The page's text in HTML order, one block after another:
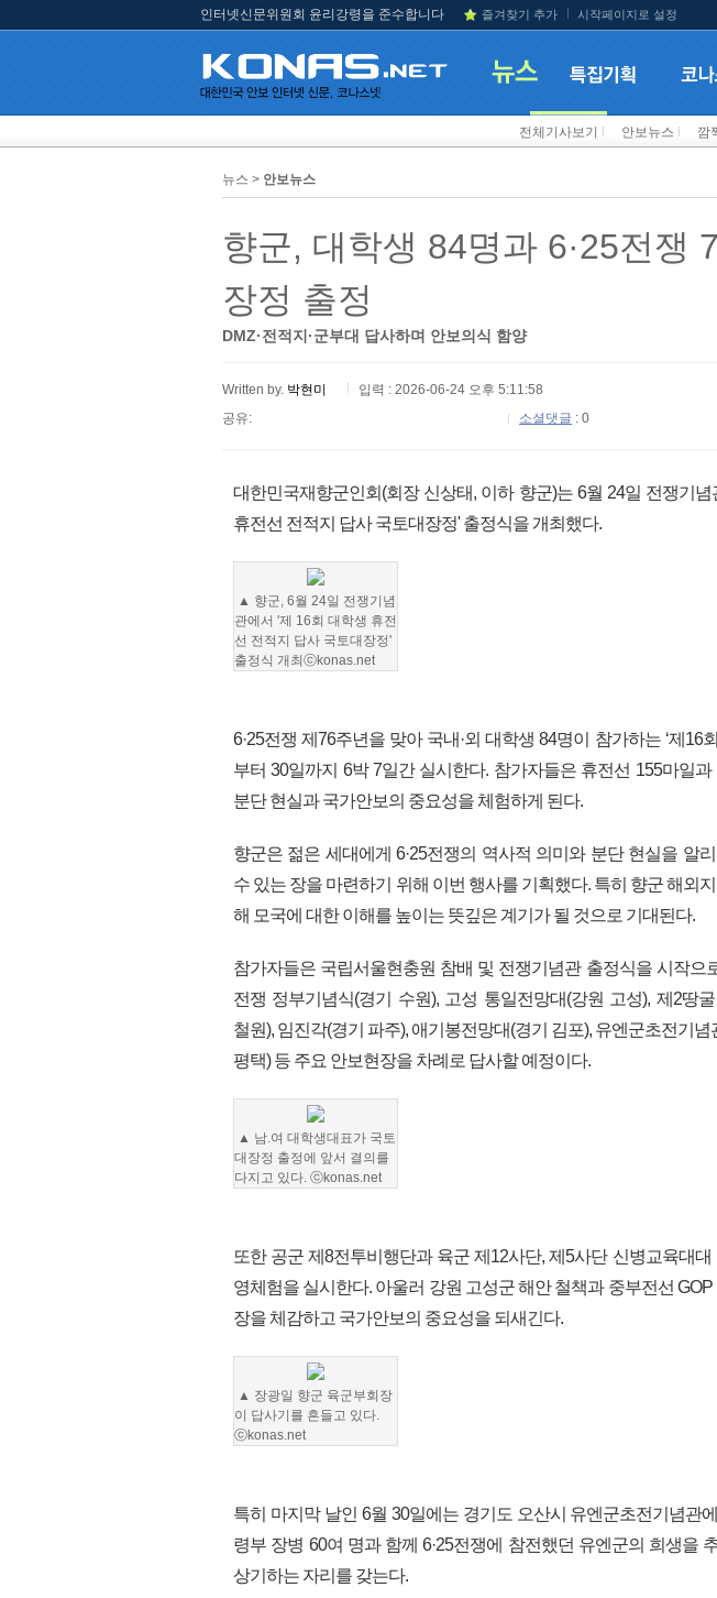
인터넷신문위원회 윤리강령을 준수합니다 즐겨찾기 추가 시작페이지로 설정
전체기사보기 안보뉴스 깜
뉴스 > 안보뉴스
향군, 대학생 84명과 6·25전쟁
장정 출정
DMZ·전적지·군부대 답사하며 안보의식 함양
Written by. 박현미
입력 : 2026-06-24 오후 5:11:58
공유:
소셜댓글 : 0
대한민국재향군인회(회장 신상태, 이하 향군)는 6월 24일 전쟁기
휴전선 전적지 답사 국토대장정' 출정식을 개최했다.
▲ 향군, 6월 24일 전쟁기념
관에서 '제 16회 대학생 휴전
선 전적지 답사 국토대장정'
출정식 개최 ⓒkonas.net
6·25전쟁 제76주년을 맞아 국내·외 대학생 84명이 참가하는 ‘제16
부터 30일까지 6박 7일간 실시한다. 참가자들은 휴전선 155마일
분단 현실과 국가안보의 중요성을 체험하게 된다.
향군은 젊은 세대에게 6·25전쟁의 역사적 의미와 분단 현실을 알
수 있는 장을 마련하기 위해 이번 행사를 기획했다. 특히 향군 해외
해 모국에 대한 이해를 높이는 뜻깊은 계기가 될 것으로 기대된다.
참가자들은 국립서울현충원 참배 및 전쟁기념관 출정식을 시작으
전쟁 정부기념식(경기 수원), 고성 통일전망대(강원 고성), 제2땅굴
철원), 임진각(경기 파주), 애기봉전망대(경기 김포), 유엔군초전기념
평택) 등 주요 안보현장을 차례로 답사할 예정이다.
▲ 남.여 대학생대표가 국토
대장정 출정에 앞서 결의를
다지고 있다. ⓒkonas.net
또한 공군 제8전투비행단과 육군 제12사단, 제5사단 신병교육대
영체험을 실시한다. 아울러 강원 고성군 해안 철책과 중부전선
장을 체감하고 국가안보의 중요성을 되새긴다.
▲ 장광일 향군 육군부회장
이 답사기를 흔들고 있다.
ⓒkonas.net
특히 마지막 날인 6월 30일에는 경기도 오산시 유엔군초전기념관
령부 장병 60여 명과 함께 6·25전쟁에 참전했던 유엔군의 희생을
상기하는 자리를 갖는다.